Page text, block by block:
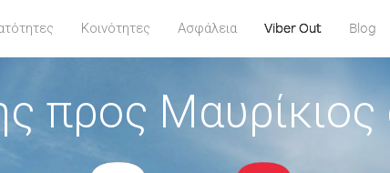
Κοινότητες Ασφάλεια Viber Out Blog
προς